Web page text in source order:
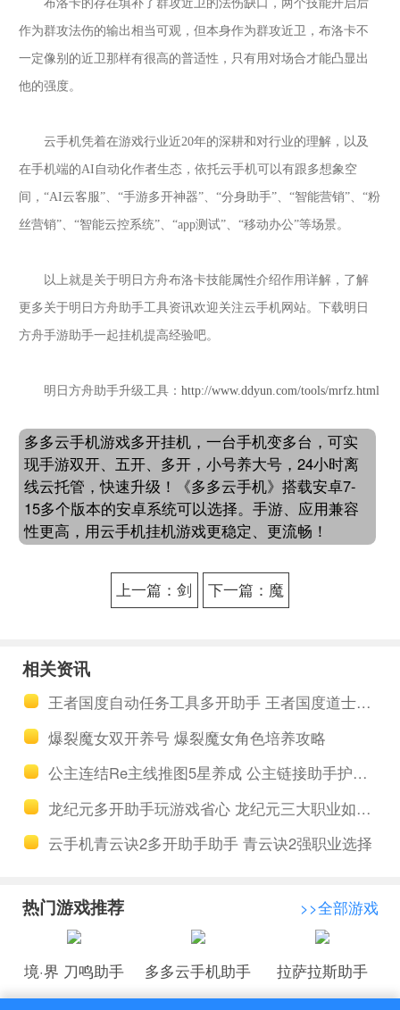
布洛卡的存在填补了群攻近卫的法伤缺口，两个技能开启后
作为群攻法伤的输出相当可观，但本身作为群攻近卫，布洛卡不
一定像别的近卫那样有很高的普适性，只有用对场合才能凸显出
他的强度。
云手机凭着在游戏行业近20年的深耕和对行业的理解，以及
在手机端的AI自动化作者生态，依托云手机可以有跟多想象空
间，“AI云客服”、“手游多开神器”、“分身助手”、“智能营销”、“粉
丝营销”、“智能云控系统”、“app测试”、“移动办公”等场景。
以上就是关于明日方舟布洛卡技能属性介绍作用详解，了解
更多关于明日方舟助手工具资讯欢迎关注云手机网站。下载明日
方舟手游助手一起挂机提高经验吧。
明日方舟助手升级工具：http://www.ddyun.com/tools/mrfz.html
多多云手机游戏多开挂机，一台手机变多台，可实
现手游双开、五开、多开，小号养大号，24小时离
线云托管，快速升级！《多多云手机》搭载安卓7-
15多个版本的安卓系统可以选择。手游、应用兼容
性更高，用云手机挂机游戏更稳定、更流畅！
上一篇：剑
诱敌
下一篇：魔
心
相关资讯
王者国度自动任务工具多开助手 王者国度道士速成攻略
爆裂魔女双开养号 爆裂魔女角色培养攻略
公主连结Re主线推图5星养成 公主链接助手护肝离线托管
龙纪元多开助手玩游戏省心 龙纪元三大职业如何选择
云手机青云诀2多开助手助手 青云诀2强职业选择
热门游戏推荐 >>全部游戏
境·界 刀鸣助手 多多云手机助手 拉萨拉斯助手